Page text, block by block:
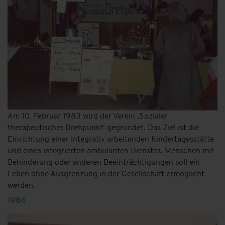
Am 10. Februar 1983 wird der Verein ‚Sozialer
therapeutischer Drehpunkt‘ gegründet. Das Ziel ist die
Einrichtung einer integrativ arbeitenden Kindertagesstätte
und eines integrierten ambulanten Dienstes. Menschen mit
Behinderung oder anderen Beeinträchtigungen soll ein
Leben ohne Ausgrenzung in der Gesellschaft ermöglicht
werden.
1984